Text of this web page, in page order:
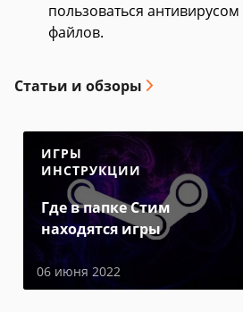
пользоваться антивирусом
файлов.
Статьи и обзоры
ИГРЫ
ИНСТРУКЦИИ
Где в папке Стим
находятся игры
06 июня 2022